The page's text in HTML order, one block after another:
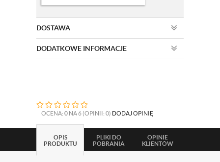
DOSTAWA
DODATKOWE INFORMACJE
OCENA: 0 NA 6 (OPINII: 0) DODAJ OPINIĘ
OPIS
PRODUKTU
PLIKI DO
POBRANIA
OPINIE
KLIENTÓW